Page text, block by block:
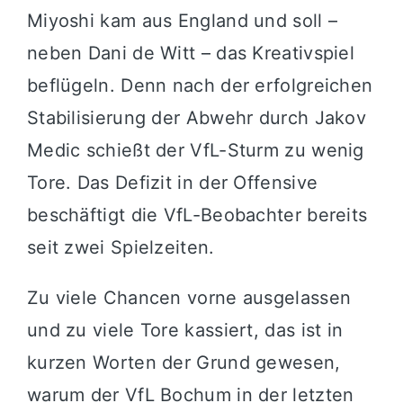
Miyoshi kam aus England und soll –
neben Dani de Witt – das Kreativspiel
beflügeln. Denn nach der erfolgreichen
Stabilisierung der Abwehr durch Jakov
Medic schießt der VfL-Sturm zu wenig
Tore. Das Defizit in der Offensive
beschäftigt die VfL-Beobachter bereits
seit zwei Spielzeiten.
Zu viele Chancen vorne ausgelassen
und zu viele Tore kassiert, das ist in
kurzen Worten der Grund gewesen,
warum der VfL Bochum in der letzten